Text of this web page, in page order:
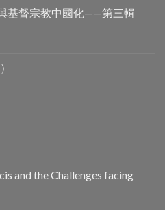
基督宗教中國化——第三輯
and the Challenges facing